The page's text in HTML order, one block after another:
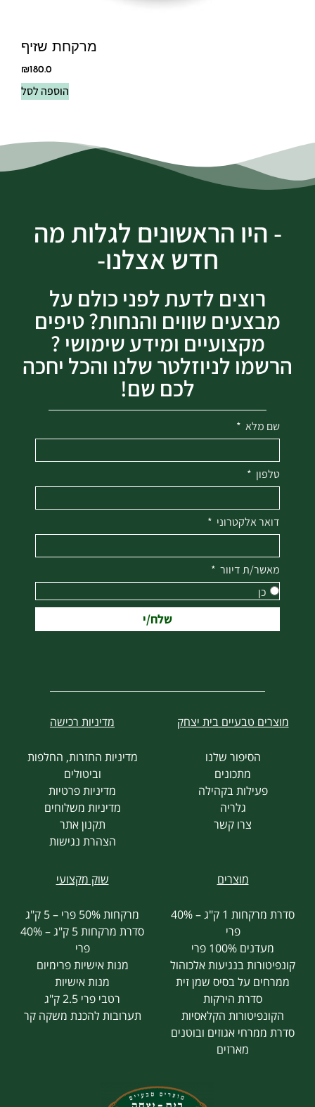
מרקחת שזיף
₪180.0
הוספה לסל
- היו הראשונים לגלות מה
חדש אצלנו-
רוצים לדעת לפני כולם על
מבצעים שווים והנחות? טיפים
מקצועיים ומידע שימושי ?
הרשמו לניוזלטר שלנו והכל יחכה
לכם שם!
שם מלא
טלפון
דואר אלקטרוני
מאשר/ת דיוור
כן
שלח/י
מוצרים טבעיים בית יצחק
הסיפור שלנו
מתכונים
פעילות בקהילה
גלריה
צרו קשר
מדיניות רכישה
מדיניות החזרות, החלפות
וביטולים
מדיניות פרטיות
מדיניות משלוחים
תקנון אתר
הצהרת נגישות
מוצרים
סדרת מרקחות 1 ק"ג – 40%
פרי
מעדנים 100% פרי
קונפיטורות בנגיעות אלכוהול
ממרחים על בסיס שמן זית
סדרת הירקות
הקונפיטורות הקלאסיות
סדרת ממרחי אגוזים ובוטנים
מארזים
שוק מקצועי
מרקחות 50% פרי – 5 ק"ג
סדרת מרקחות 5 ק"ג – 40%
פרי
מנות אישיות פרימיום
מנות אישיות
רטבי פרי 2.5 ק"ג
תערובות להכנת משקה קר